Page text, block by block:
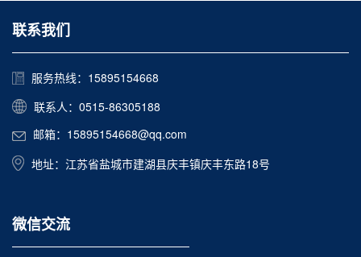
联系我们
服务热线：15895154668
联系人：0515-86305188
邮箱：15895154668@qq.com
地址：江苏省盐城市建湖县庆丰镇庆丰东路18号
微信交流